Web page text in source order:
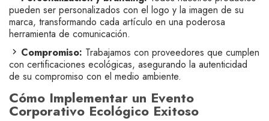
pueden ser personalizados con el logo y la imagen de su
marca, transformando cada artículo en una poderosa
herramienta de comunicación.
Compromiso: Trabajamos con proveedores que cumplen
con certificaciones ecológicas, asegurando la autenticidad
de su compromiso con el medio ambiente.
Cómo Implementar un Evento
Corporativo Ecológico Exitoso